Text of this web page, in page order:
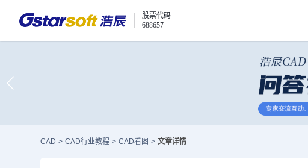
股票代码
688657
CAD > CAD行业教程 > CAD看图 > 文章详情